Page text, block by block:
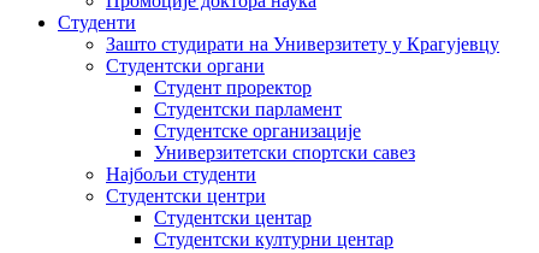
Студенти
Зашто студирати на Универзитету у Крагујевцу
Студентски органи
Студент проректор
Студентски парламент
Студентске организације
Универзитетски спортски савез
Најбољи студенти
Студентски центри
Студентски центар
Студентски културни центар